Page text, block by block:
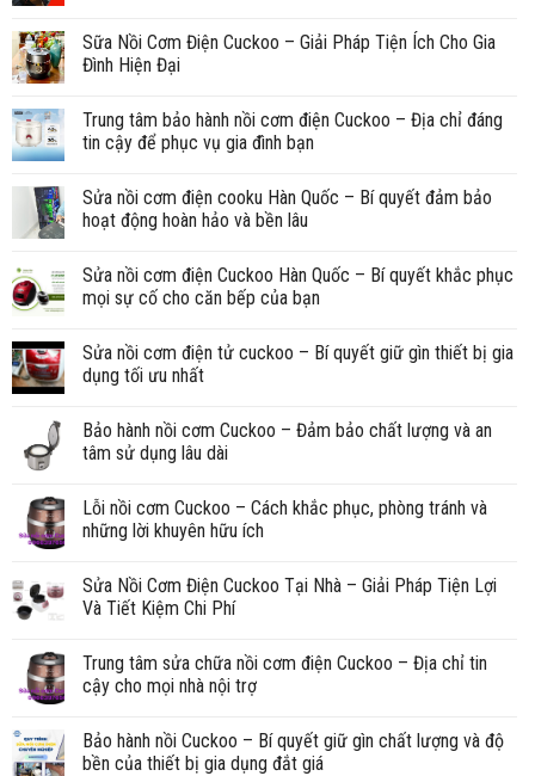
Sữa Nồi Cơm Điện Cuckoo – Giải Pháp Tiện Ích Cho Gia
Đình Hiện Đại
Trung tâm bảo hành nồi cơm điện Cuckoo – Địa chỉ đáng
tin cậy để phục vụ gia đình bạn
Sửa nồi cơm điện cooku Hàn Quốc – Bí quyết đảm bảo
hoạt động hoàn hảo và bền lâu
Sửa nồi cơm điện Cuckoo Hàn Quốc – Bí quyết khắc phục
mọi sự cố cho căn bếp của bạn
Sửa nồi cơm điện tử cuckoo – Bí quyết giữ gìn thiết bị gia
dụng tối ưu nhất
Bảo hành nồi cơm Cuckoo – Đảm bảo chất lượng và an
tâm sử dụng lâu dài
Lỗi nồi cơm Cuckoo – Cách khắc phục, phòng tránh và
những lời khuyên hữu ích
Sửa Nồi Cơm Điện Cuckoo Tại Nhà – Giải Pháp Tiện Lợi
Và Tiết Kiệm Chi Phí
Trung tâm sửa chữa nồi cơm điện Cuckoo – Địa chỉ tin
cậy cho mọi nhà nội trợ
Bảo hành nồi Cuckoo – Bí quyết giữ gìn chất lượng và độ
bền của thiết bị gia dụng đắt giá